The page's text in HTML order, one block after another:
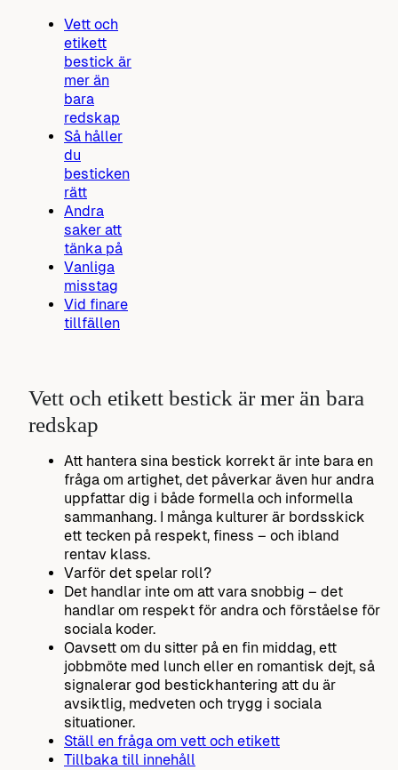
Vett och
etikett
bestick är
mer än
bara
redskap
Så håller
du
besticken
rätt
Andra
saker att
tänka på
Vanliga
misstag
Vid finare
tillfällen
Vett och etikett bestick är mer än bara
redskap
Att hantera sina bestick korrekt är inte bara en
fråga om artighet, det påverkar även hur andra
uppfattar dig i både formella och informella
sammanhang. I många kulturer är bordsskick
ett tecken på respekt, finess – och ibland
rentav klass.
Varför det spelar roll?
Det handlar inte om att vara snobbig – det
handlar om respekt för andra och förståelse för
sociala koder.
Oavsett om du sitter på en fin middag, ett
jobbmöte med lunch eller en romantisk dejt, så
signalerar god bestickhantering att du är
avsiktlig, medveten och trygg i sociala
situationer.
Ställ en fråga om vett och etikett
Tillbaka till innehåll